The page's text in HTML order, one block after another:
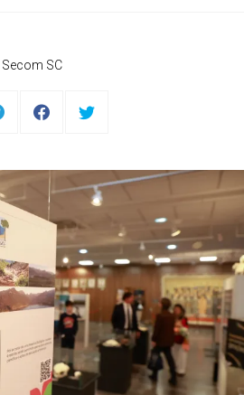
Secom SC